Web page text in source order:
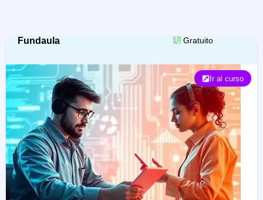
Fundaula Gratuito
Ir al curso